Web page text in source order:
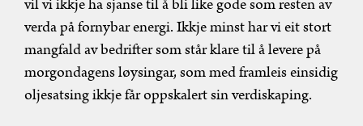
vil vi ikkje ha sjanse til å bli like gode som resten av
verda på fornybar energi. Ikkje minst har vi eit stort
mangfald av bedrifter som står klare til å levere på
morgondagens løysingar, som med framleis einsidig
oljesatsing ikkje får oppskalert sin verdiskaping.